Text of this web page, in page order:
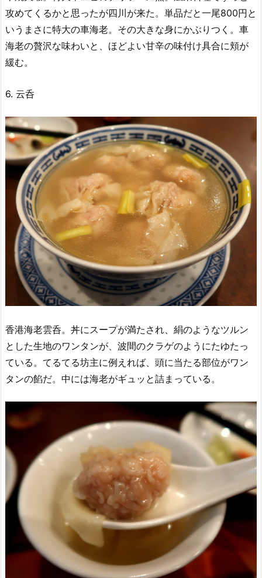
攻めてくるかと思ったが四川が来た。単品だと一尾800円と
いうまさに特大の車海老。その大きな身にかぶりつく。車
海老の贅沢な味わいと、ほどよい甘辛の味付け具合に頬が
緩む。
6. 云呑
香港海老雲呑。丼にスープが満たされ、絹のようなツルン
とした生地のワンタンが、波間のクラゲのようにたゆたっ
ている。てるてる坊主に例えれば、頭に当たる部位がワン
タンの餡だ。中には海老がギュッと詰まっている。